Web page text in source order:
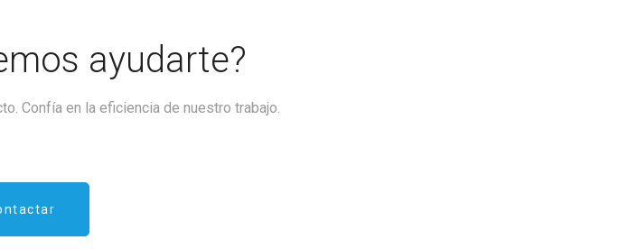
ayudarte?
Confía en la eficiencia de nuestro trabajo.